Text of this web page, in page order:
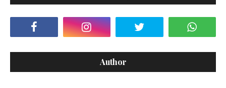
Author